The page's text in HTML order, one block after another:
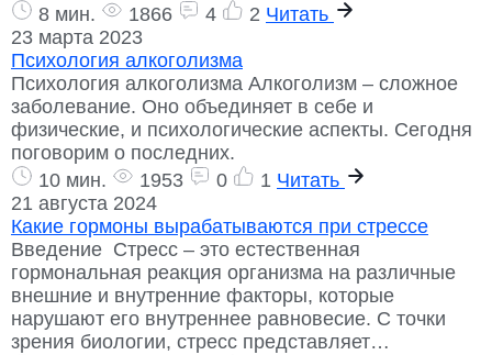
8 мин.
1866 4 2 Читать
23 марта 2023
Психология алкоголизма
Психология алкоголизма Алкоголизм – сложное
заболевание. Оно объединяет в себе и
физические, и психологические аспекты. Сегодня
поговорим о последних.
10 мин.
1953 0 1 Читать
21 августа 2024
Какие гормоны вырабатываются при стрессе
Введение Стресс – это естественная
гормональная реакция организма на различные
внешние и внутренние факторы, которые
нарушают его внутреннее равновесие. С точки
зрения биологии, стресс представляет…